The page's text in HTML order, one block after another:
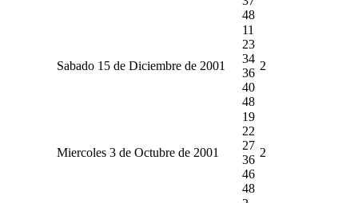
48
Sabado 15 de Diciembre de 2001
11
23
34
36
40
48
2
Miercoles 3 de Octubre de 2001
19
22
27
36
46
48
2